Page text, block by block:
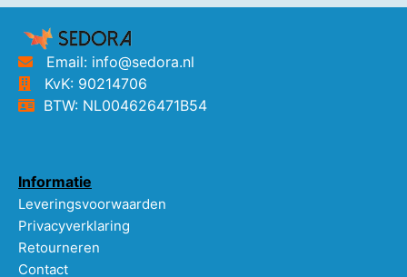
Email: info@sedora.nl
KvK: 90214706
BTW: NL004626471B54
Informatie
Leveringsvoorwaarden
Privacyverklaring
Retourneren
Contact